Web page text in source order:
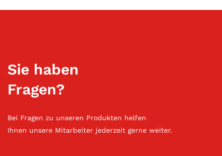
Sie haben
Fragen?
Bei Fragen zu unseren Produkten helfen
Ihnen unsere Mitarbeiter jederzeit gerne weiter.